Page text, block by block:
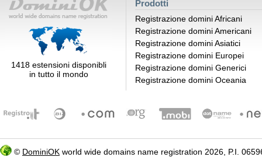
1418 estensioni disponibli
in tutto il mondo
Prodotti
Registrazione domini Africani
Registrazione domini Americani
Registrazione domini Asiatici
Registrazione domini Europei
Registrazione domini Generici
Registrazione domini Oceania
© DominiOK world wide domains name registration 2026, P.I.